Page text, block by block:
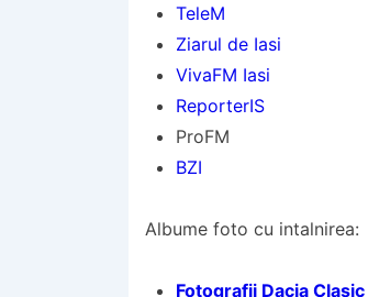
TeleM
Ziarul de Iasi
VivaFM Iasi
ReporterIS
ProFM
BZI
Albume foto cu intalnirea:
Fotografii Dacia Clasic